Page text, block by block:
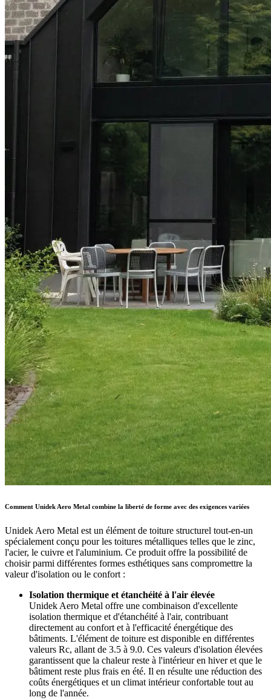
Comment Unidek Aero Metal combine la liberté de forme avec des exigences variées
Unidek Aero Metal est un élément de toiture structurel tout-en-un
spécialement conçu pour les toitures métalliques telles que le zinc,
l'acier, le cuivre et l'aluminium. Ce produit offre la possibilité de
choisir parmi différentes formes esthétiques sans compromettre la
valeur d'isolation ou le confort :
Isolation thermique et étanchéité à l'air élevée
Unidek Aero Metal offre une combinaison d'excellente
isolation thermique et d'étanchéité à l'air, contribuant
directement au confort et à l'efficacité énergétique des
bâtiments. L'élément de toiture est disponible en différentes
valeurs Rc, allant de 3.5 à 9.0. Ces valeurs d'isolation élevées
garantissent que la chaleur reste à l'intérieur en hiver et que le
bâtiment reste plus frais en été. Il en résulte une réduction des
coûts énergétiques et un climat intérieur confortable tout au
long de l'année.